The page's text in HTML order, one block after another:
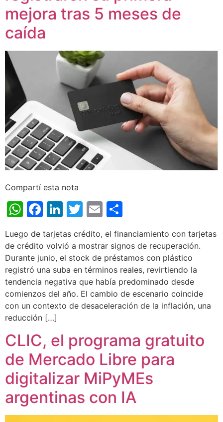
mejora tras 5 meses de
caída
Compartí esta nota
WhatsApp
Facebook
LinkedIn
Twitter
Email
Luego de tarjetas crédito, el financiamiento con tarjetas
de crédito volvió a mostrar signos de recuperación.
Durante junio, el stock de préstamos con plástico
registró una suba en términos reales, revirtiendo la
tendencia negativa que había predominado desde
comienzos del año. El cambio de escenario coincide
con un contexto de desaceleración de la inflación, una
reducción […]
CLIC, el programa gratuito
de Mercado Libre para
digitalizar MiPyMEs
argentinas con IA